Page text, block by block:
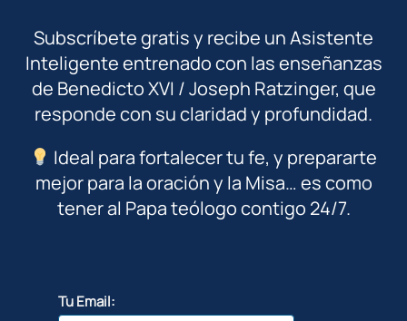
Subscríbete gratis y recibe un Asistente
Inteligente entrenado con las enseñanzas
de Benedicto XVI / Joseph Ratzinger, que
responde con su claridad y profundidad.
Ideal para fortalecer tu fe, y prepararte
mejor para la oración y la Misa… es como
tener al Papa teólogo contigo 24/7.
Tu Email: